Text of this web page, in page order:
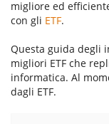
migliore ed
con gli ETF.
Questa guida degli
migliori ETF che
informatica. Al
dagli ETF.